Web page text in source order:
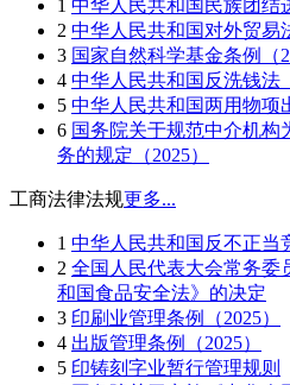
1 中华人民共和国民族团结
2 中华人民共和国对外贸易
3 国家自然科学基金条例（
4 中华人民共和国反洗钱法
5 中华人民共和国两用物项
6 国务院关于规范中介机构
务的规定（2025）
工商法律法规更多...
1 中华人民共和国反不正当
2 全国人民代表大会常务委
和国食品安全法》的决定
3 印刷业管理条例（2025）
4 出版管理条例（2025）
5 印铸刻字业暂行管理规则